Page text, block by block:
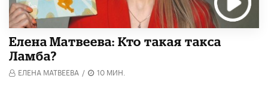
Елена Матвеева: Кто такая такса
Ламба?
ЕЛЕНА МАТВЕЕВА / 10 МИН.